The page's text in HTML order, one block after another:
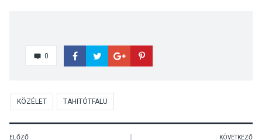
0
KÖZÉLET TAHITÓTFALU
ELŐZŐ KÖVETKEZŐ